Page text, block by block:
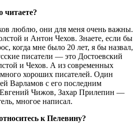
люблю, они для меня очень важны.
и Антон Чехов. Знаете, если бы
когда мне было 20 лет, я бы назвал,
писатели — это Достоевский
и Чехов. А из современных
много хороших писателей. Один
Варламов с его последним
Чижов, Захар Прилепин —
многое написал.
к Пелевину?